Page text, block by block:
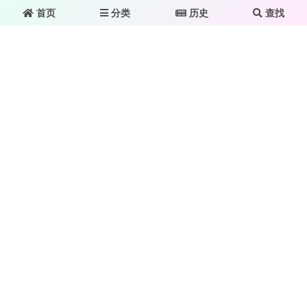
首页 分类 历史 查找